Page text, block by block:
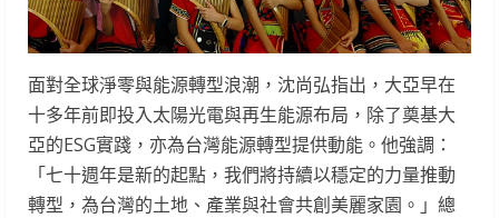
面對全球淨零與能源轉型浪潮，沈尚弘指出，大亞早在
十多年前即投入太陽光電與再生能源布局，除了奠基大
亞的ESG實踐，亦為台灣能源轉型提供動能。他強調：
「七十週年是新的起點，我們將持續以穩定的力量推動
轉型，為台灣的土地、產業與社會共創美麗家園。」總